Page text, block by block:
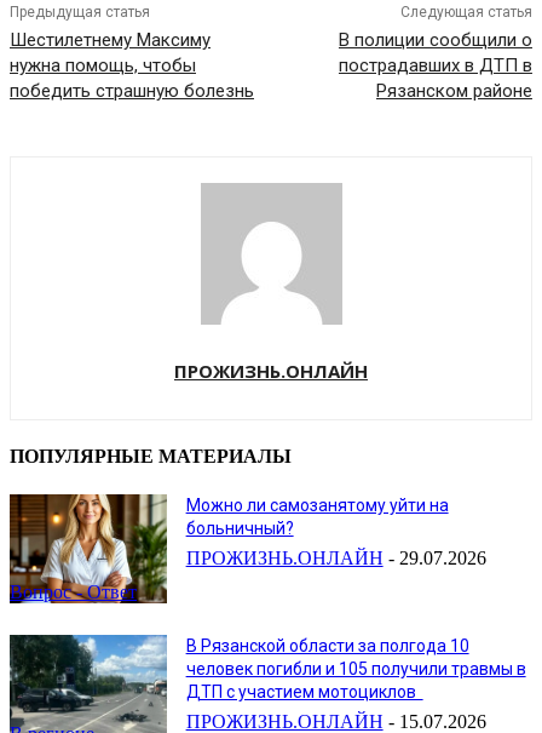
Предыдущая статья
Шестилетнему Максиму
нужна помощь, чтобы
победить страшную болезнь
Следующая статья
В полиции сообщили о
пострадавших в ДТП в
Рязанском районе
ПРОЖИЗНЬ.ОНЛАЙН
ПОПУЛЯРНЫЕ МАТЕРИАЛЫ
Вопрос - Ответ
Можно ли самозанятому уйти на
больничный?
ПРОЖИЗНЬ.ОНЛАЙН - 29.07.2026
В Рязанской области за полгода 10
человек погибли и 105 получили травмы в
ДТП с участием мотоциклов
ПРОЖИЗНЬ.ОНЛАЙН - 15.07.2026